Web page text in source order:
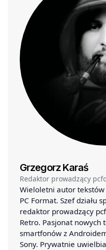
Grzegorz Karaś
Redaktor prowadzący
Wieloletni autor tekstów
PC Format. Szef działu
redaktor prowadzący
Retro. Pasjonat
smartfonów z
Sony. Prywatnie